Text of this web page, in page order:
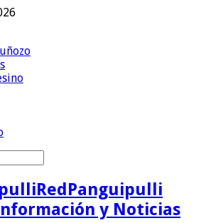
RedPanguipulli
y Noticias